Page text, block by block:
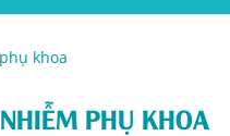
khoa
PHỤ KHOA